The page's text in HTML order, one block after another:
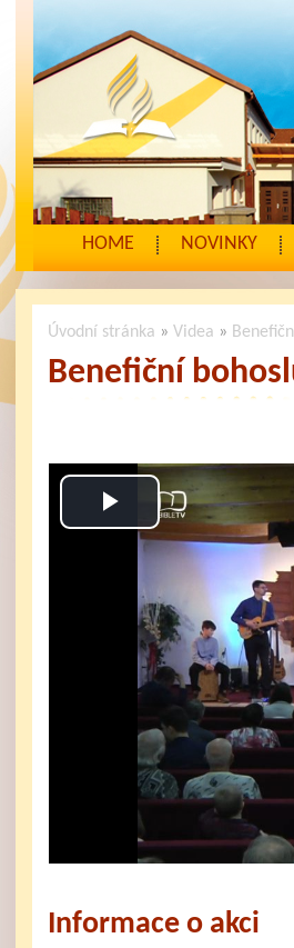
HOME NOVINKY
Úvodní stránka » Videa »
Benefiční
Play
Video
Informace o akci